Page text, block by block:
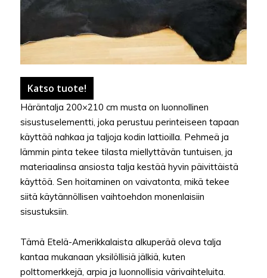
Katso tuote!
Häräntalja 200×210 cm musta on luonnollinen
sisustuselementti, joka perustuu perinteiseen tapaan
käyttää nahkaa ja taljoja kodin lattioilla. Pehmeä ja
lämmin pinta tekee tilasta miellyttävän tuntuisen, ja
materiaalinsa ansiosta talja kestää hyvin päivittäistä
käyttöä. Sen hoitaminen on vaivatonta, mikä tekee
siitä käytännöllisen vaihtoehdon monenlaisiin
sisustuksiin.
Tämä Etelä-Amerikkalaista alkuperää oleva talja
kantaa mukanaan yksilöllisiä jälkiä, kuten
polttomerkkejä, arpia ja luonnollisia värivaihteluita.